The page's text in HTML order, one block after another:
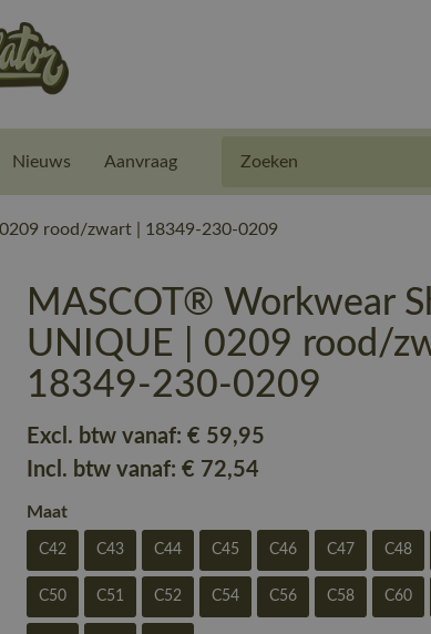
Nieuws Aanvraag
rood/zwart | 18349-230-0209
MASCOT® Workwear
UNIQUE | 0209 rood/
18349-230-0209
Excl. btw vanaf:€ 59,95
Incl. btw vanaf:€ 72,54
Maat
C42 C43 C44 C45 C46 C47 C48
C50 C51 C52 C54 C56 C58 C60